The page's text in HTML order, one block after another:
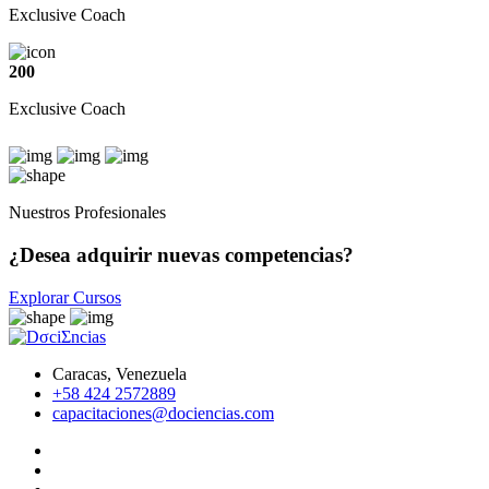
Exclusive Coach
200
Exclusive Coach
Nuestros Profesionales
¿Desea adquirir nuevas competencias?
Explorar Cursos
Caracas, Venezuela
+58 424 2572889
capacitaciones@dociencias.com